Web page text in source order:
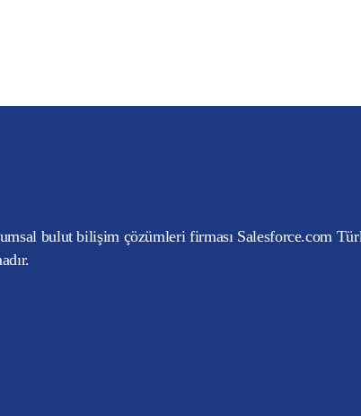
bulut bilişim çözümleri firması Salesforce.com